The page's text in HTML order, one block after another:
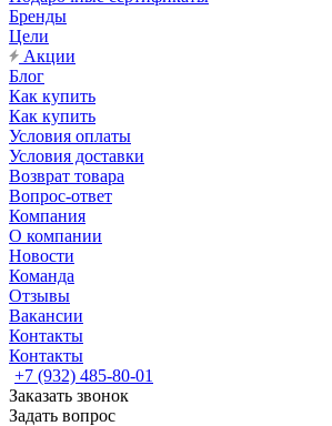
Бренды
Цели
Акции
Блог
Как купить
Как купить
Условия оплаты
Условия доставки
Возврат товара
Вопрос-ответ
Компания
О компании
Новости
Команда
Отзывы
Вакансии
Контакты
Контакты
+7 (932) 485-80-01
Заказать звонок
Задать вопрос